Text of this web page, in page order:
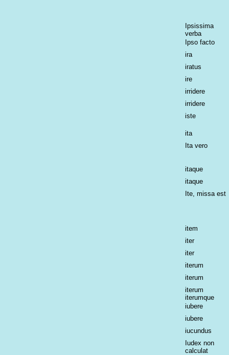
Ipsissima
verba
Ipso facto
ira
iratus
ire
irridere
irridere
iste
ita
Ita vero
itaque
itaque
Ite, missa est
item
iter
iter
iterum
iterum
iterum
iterumque
iubere
iubere
iucundus
Iudex non
calculat